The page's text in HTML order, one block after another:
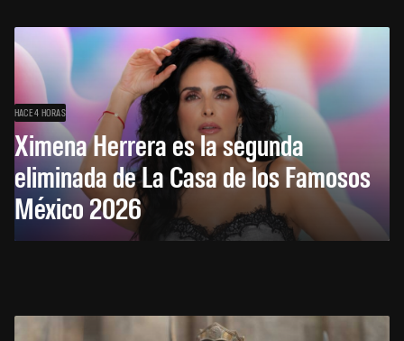
HACE 4 HORAS
Ximena Herrera es la segunda
eliminada de La Casa de los Famosos
México 2026